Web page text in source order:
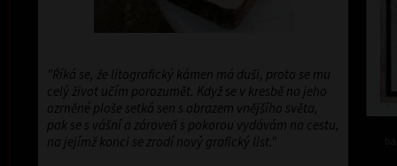
"Říká se, že litografický kámen má duši, proto se mu
celý život učím porozumět. Když se v kresbě na jeho
ozrněné ploše setká sen s obrazem vnějšího světa,
pak se s vášní a zároveň s pokorou vydávám na cestu,
na jejímž konci se zrodí nový grafický list."